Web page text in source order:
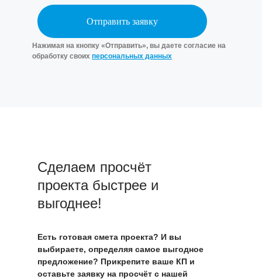
Отправить заявку
Нажимая на кнопку «Отправить», вы даете согласие на
обработку своих персональных данных
Сделаем просчёт
проекта быстрее и
выгоднее!
Есть готовая смета проекта? И вы
выбираете, определяя самое выгодное
предложение? Прикрепите ваше КП и
оставьте заявку на просчёт с нашей